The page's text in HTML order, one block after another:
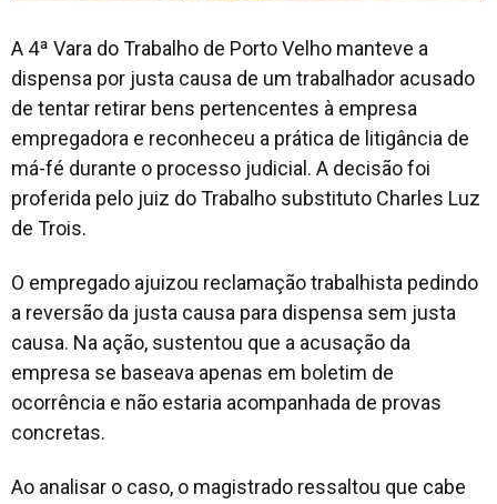
A 4ª Vara do Trabalho de Porto Velho manteve a
dispensa por justa causa de um trabalhador acusado
de tentar retirar bens pertencentes à empresa
empregadora e reconheceu a prática de litigância de
má-fé durante o processo judicial. A decisão foi
proferida pelo juiz do Trabalho substituto Charles Luz
de Trois.
O empregado ajuizou reclamação trabalhista pedindo
a reversão da justa causa para dispensa sem justa
causa. Na ação, sustentou que a acusação da
empresa se baseava apenas em boletim de
ocorrência e não estaria acompanhada de provas
concretas.
Ao analisar o caso, o magistrado ressaltou que cabe